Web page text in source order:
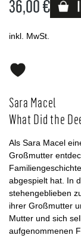
inkl. MwSt.
36,00 €
Sara Macel
What Did the
Als Sara Macel
Großmutter
abgespielt hat. In
stehengeblieben
ihrer Großmutter
Mutter und sich
aufgenomme­nen